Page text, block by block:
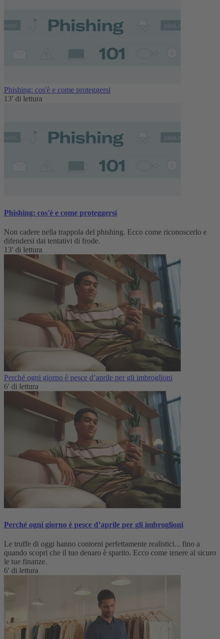
Phishing: cos'è e come proteggersi
13' di lettura
Phishing: cos'è e come proteggersi
Non cadere nella trappola del phishing. Ecco come riconoscerlo e
difendersi dai tentativi di frode.
13' di lettura
Perché ogni giorno è pesce d’aprile per gli imbroglioni
6' di lettura
Perché ogni giorno è pesce d’aprile per gli imbroglioni
Le truffe di oggi hanno contorni perfettamente realistici... fino a
quando scopri che il tuo denaro è sparito. Ecco come tenere al sicuro
le tue finanze.
6' di lettura